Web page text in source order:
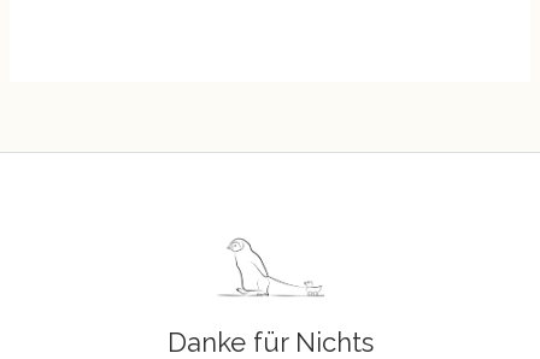
Danke für Nichts